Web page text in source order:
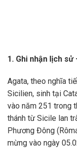
1. Ghi nhận lịch sử
Agata, theo nghĩa
Sicilien, sinh tại
vào năm 251 trong
thánh từ Sicile lan
Phương Đông
mừng vào ngày